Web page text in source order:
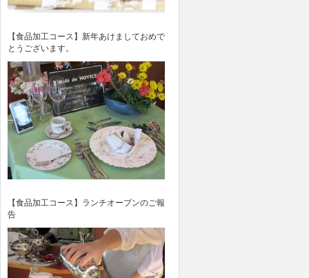
【食品加工コース】新年あけましておめで
とうございます。
【食品加工コース】ランチオープンのご報
告